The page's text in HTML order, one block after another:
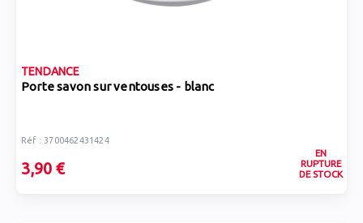
TENDANCE
Porte savon sur ventouses - blanc
Réf : 3700462431424
3,90 €
EN
RUPTURE
DE STOCK